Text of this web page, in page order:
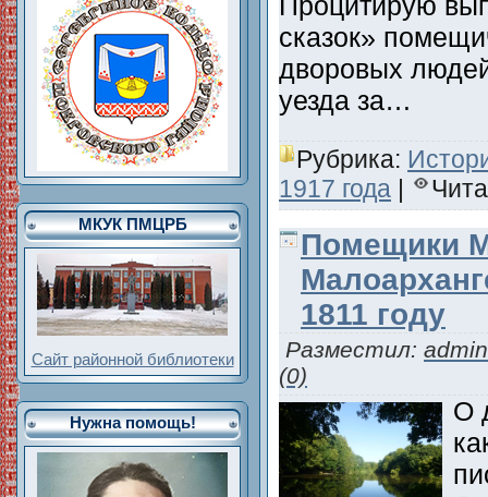
МКУК ПМЦРБ
Сайт районной библиотеки
Нужна помощь!
сказок»
дворовых
уезда за…
Рубрика:
1917 года |
Помещики
1811 году
Разместил: admin
(0)
О